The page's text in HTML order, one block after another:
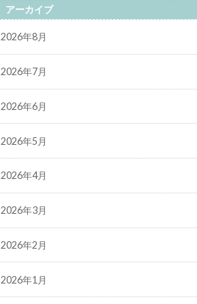
アーカイブ
2026年8月
2026年7月
2026年6月
2026年5月
2026年4月
2026年3月
2026年2月
2026年1月